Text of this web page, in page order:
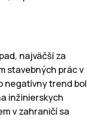
najväčší za
stavebných prác v
negatívny trend bol
inžinierskych
v zahraničí sa